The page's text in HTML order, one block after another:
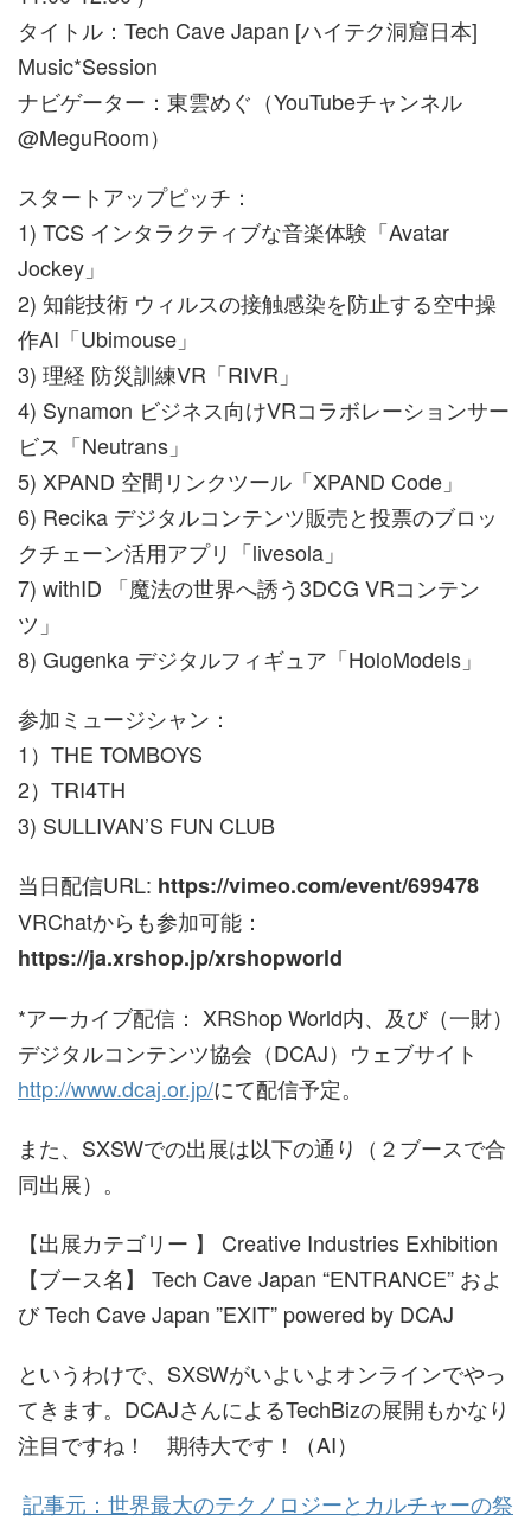
タイトル：Tech Cave Japan [ハイテク洞窟日本]
Music*Session
ナビゲーター：東雲めぐ（YouTubeチャンネル
@MeguRoom）
スタートアップピッチ：
1) TCS インタラクティブな音楽体験「Avatar
Jockey」
2) 知能技術 ウィルスの接触感染を防止する空中操
作AI「Ubimouse」
3) 理経 防災訓練VR「RIVR」
4) Synamon ビジネス向けVRコラボレーションサー
ビス「Neutrans」
5) XPAND 空間リンクツール「XPAND Code」
6) Recika デジタルコンテンツ販売と投票のブロッ
クチェーン活用アプリ「livesola」
7) withID 「魔法の世界へ誘う3DCG VRコンテン
ツ」
8) Gugenka デジタルフィギュア「HoloModels」
参加ミュージシャン：
1）THE TOMBOYS
2）TRI4TH
3) SULLIVAN’S FUN CLUB
当日配信URL: https://vimeo.com/event/699478
VRChatからも参加可能：
https://ja.xrshop.jp/xrshopworld
*アーカイブ配信： XRShop World内、及び（一財）
デジタルコンテンツ協会（DCAJ）ウェブサイト
http://www.dcaj.or.jp/にて配信予定。
また、SXSWでの出展は以下の通り（２ブースで合
同出展）。
【出展カテゴリー 】 Creative Industries Exhibition
【ブース名】 Tech Cave Japan “ENTRANCE” およ
び Tech Cave Japan ”EXIT” powered by DCAJ
というわけで、SXSWがいよいよオンラインでやっ
てきます。DCAJさんによるTechBizの展開もかなり
注目ですね！ 期待大です！（AI）
記事元：世界最大のテクノロジーとカルチャーの祭